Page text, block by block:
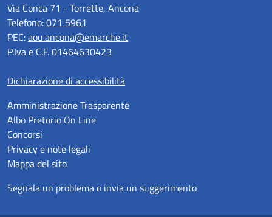
Via Conca 71 - Torrette, Ancona
Telefono:071 5961
PEC:aou.ancona@emarche.it
P.Iva e C.F. 01464630423
Dichiarazione di accessibilità
Amministrazione Trasparente
Albo Pretorio On Line
Concorsi
Privacy e note legali
Mappa del sito
Segnala un problema o invia un suggerimento